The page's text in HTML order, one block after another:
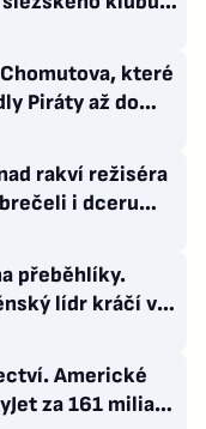
angažmá
které
Piráty až do
rakví režiséra
i dceru
přeběhlíky.
lídr kráčí v
Americké
za 161 miliard